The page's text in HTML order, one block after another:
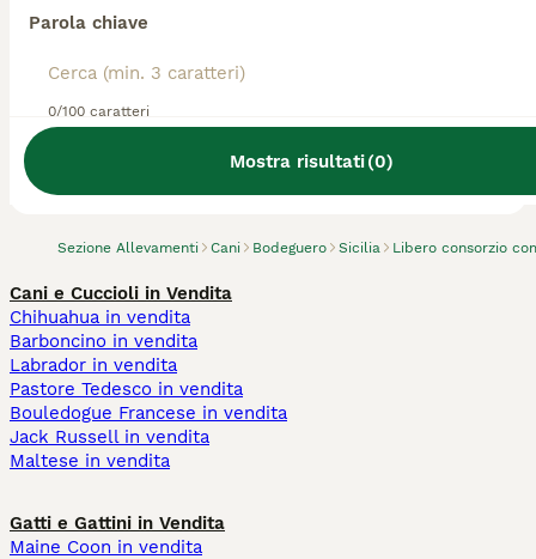
Parola chiave
0/100 caratteri
Mostra risultati(0)
Sezione Allevamenti Cani Bodeguero Sicilia Libero consorzio
Abbiamo trovato 0 Allevamento di
Bodeguero, Ribera.
Cani e Cuccioli in Vendita
Chihuahua in vendita
Barboncino in vendita
Labrador in vendita
Pastore Tedesco in vendita
Bouledogue Francese in vendita
Jack Russell in vendita
Maltese in vendita
Gatti e Gattini in Vendita
Maine Coon in vendita